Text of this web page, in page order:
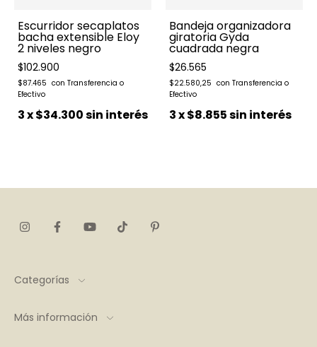
Escurridor secaplatos
bacha extensible Eloy
2 niveles negro
$102.900
$87.465
3x$34.300sin interés
Bandeja organizadora
giratoria Gyda
cuadrada negra
$26.565
$22.580,25
3x$8.855sin interés
Categorías
Más información